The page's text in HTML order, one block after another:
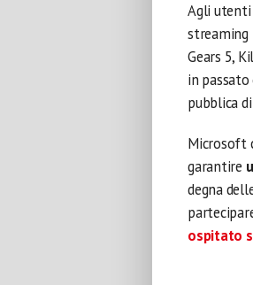
Agli utenti
streaming
Gears 5,
in
pubblica
Microsoft
garantire
degna
ospitato